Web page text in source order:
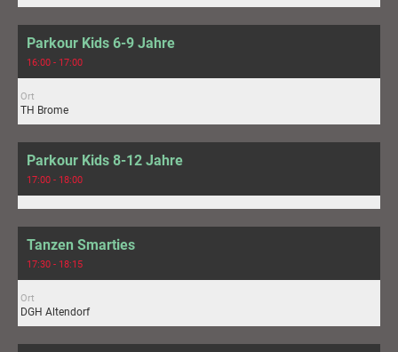
Parkour Kids 6-9 Jahre
16:00 - 17:00
Ort
TH Brome
Parkour Kids 8-12 Jahre
17:00 - 18:00
Tanzen Smarties
17:30 - 18:15
Ort
DGH Altendorf